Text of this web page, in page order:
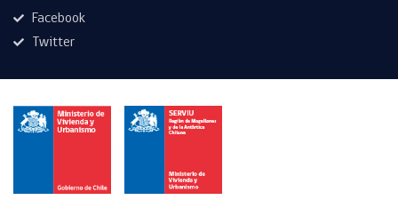
Facebook
Twitter